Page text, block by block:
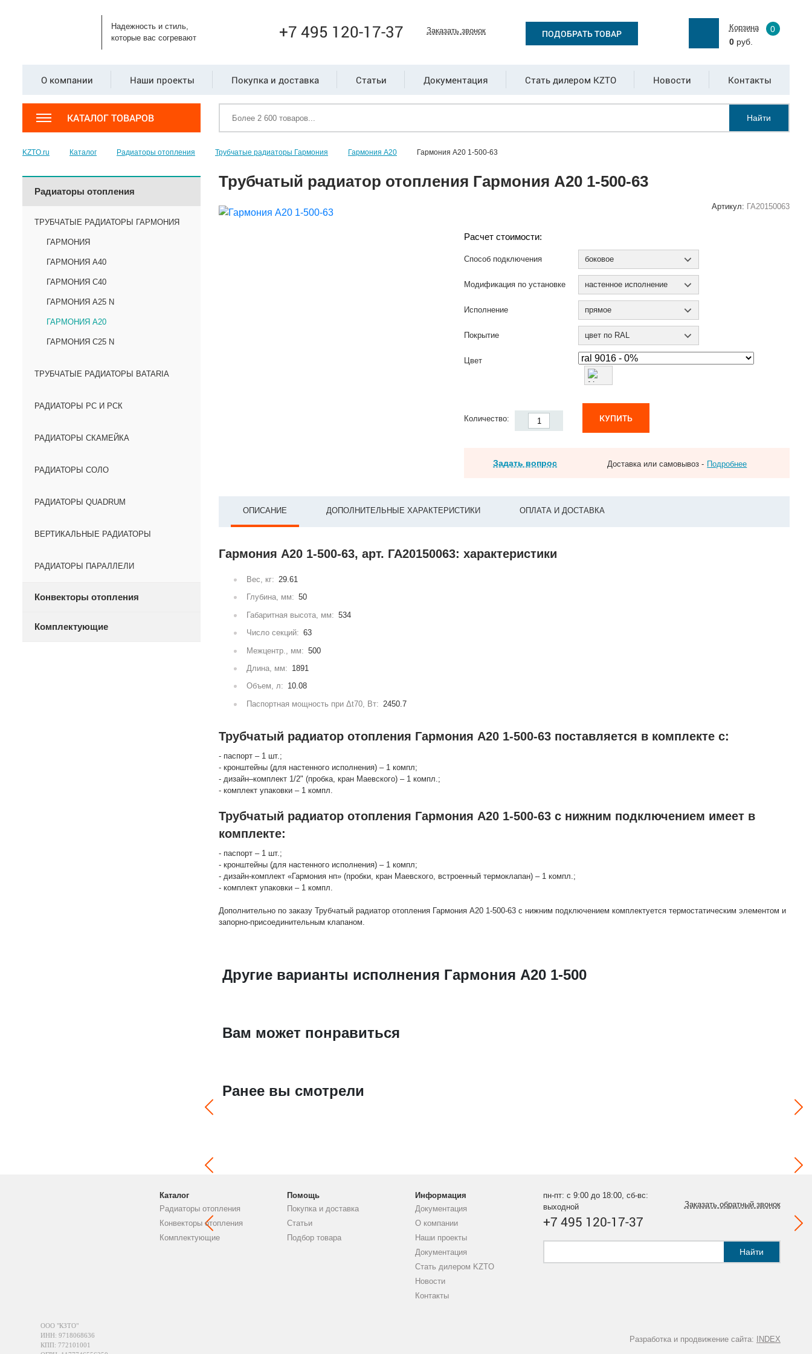
Надежность и стиль,
которые вас согревают
+7 495 120-17-37 Заказать звонок ПОДОБРАТЬ ТОВАР
Корзина
0
0руб.
О компании Наши проекты Покупка и доставка Статьи Документация Стать дилером KZTO Новости Контакты
КАТАЛОГ ТОВАРОВ Найти
KZTO.ru Каталог Радиаторы отопления Трубчатые радиаторы Гармония Гармония А20 Гармония А20 1-500-63
Радиаторы отопления
ТРУБЧАТЫЕ РАДИАТОРЫ ГАРМОНИЯ
ГАРМОНИЯ
ГАРМОНИЯ А40
ГАРМОНИЯ С40
ГАРМОНИЯ А25 N
ГАРМОНИЯ А20
ГАРМОНИЯ С25 N
ТРУБЧАТЫЕ РАДИАТОРЫ BATARIA
РАДИАТОРЫ РС И РСК
РАДИАТОРЫ СКАМЕЙКА
РАДИАТОРЫ СОЛО
РАДИАТОРЫ QUADRUM
ВЕРТИКАЛЬНЫЕ РАДИАТОРЫ
РАДИАТОРЫ ПАРАЛЛЕЛИ
Конвекторы отопления
Комплектующие
Трубчатый радиатор отопления Гармония А20 1-500-63
Артикул: ГА20150063
Расчет стоимости:
Способ подключения боковое
Модификация по установке настенное исполнение
Исполнение прямое
Покрытие цвет по RAL
Цвет
Количество: КУПИТЬ
Задать вопрос Доставка или самовывоз - Подробнее
ОПИСАНИЕ ДОПОЛНИТЕЛЬНЫЕ ХАРАКТЕРИСТИКИ ОПЛАТА И ДОСТАВКА
Гармония А20 1-500-63, арт. ГА20150063: характеристики
Вес, кг: 29.61
Глубина, мм: 50
Габаритная высота, мм: 534
Число секций: 63
Межцентр., мм: 500
Длина, мм: 1891
Объем, л: 10.08
Паспортная мощность при Δt70, Вт: 2450.7
Трубчатый радиатор отопления Гармония А20 1-500-63 поставляется в комплекте с:
- паспорт – 1 шт.;
- кронштейны (для настенного исполнения) – 1 компл;
- дизайн–комплект 1/2" (пробка, кран Маевского) – 1 компл.;
- комплект упаковки – 1 компл.
Трубчатый радиатор отопления Гармония А20 1-500-63 с нижним подключением имеет в
комплекте:
- паспорт – 1 шт.;
- кронштейны (для настенного исполнения) – 1 компл;
- дизайн-комплект «Гармония нп» (пробки, кран Маевского, встроенный термоклапан) – 1 компл.;
- комплект упаковки – 1 компл.
Дополнительно по заказу Трубчатый радиатор отопления Гармония А20 1-500-63 с нижним подключением комплектуется термостатическим элементом и
запорно-присоединительным клапаном.
Другие варианты исполнения Гармония А20 1-500
Вам может понравиться
Ранее вы смотрели
Каталог
Радиаторы отопления
Конвекторы отопления
Комплектующие
Помощь
Покупка и доставка
Статьи
Подбор товара
Информация
Документация
О компании
Наши проекты
Документация
Стать дилером KZTO
Новости
Контакты
пн-пт: с 9:00 до 18:00, сб-вс:
выходной
+7 495 120-17-37
Заказать обратный звонок
Найти
Разработка и продвижение сайта: INDEX
ООО "КЗТО"
ИНН: 9718068636
КПП: 772101001